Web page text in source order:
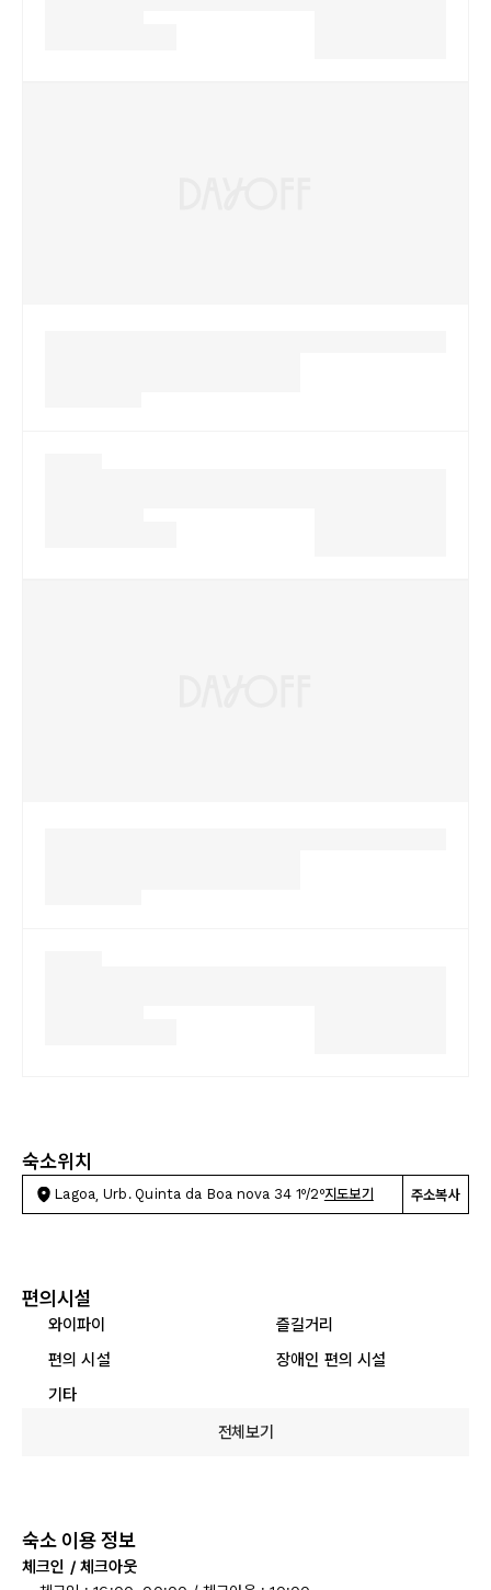
숙소위치
Lagoa, Urb. Quinta da Boa nova 34 1º/2º지도보기 주소복사
편의시설
와이파이
즐길거리
편의 시설
장애인 편의 시설
기타
전체보기
숙소 이용 정보
체크인 / 체크아웃